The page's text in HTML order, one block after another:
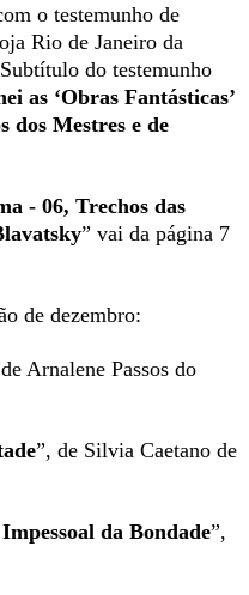
o testemunho de
Rio de Janeiro da
do testemunho
as ‘Obras Fantásticas’
dos Mestres e de
- 06, Trechos das
” vai da página 7
de dezembro:
Arnalene Passos do
”, de Silvia Caetano de
da Bondade”,